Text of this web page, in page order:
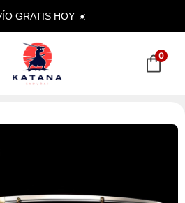
GRATIS HOY ☀️
0